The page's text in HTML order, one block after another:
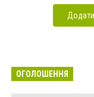
ОГОЛОШЕННЯ